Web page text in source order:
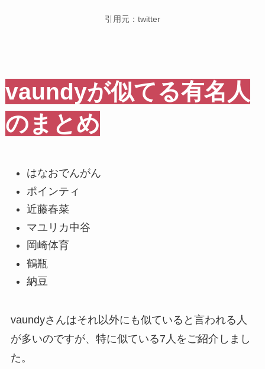
引用元：twitter
vaundyが似てる有名人
のまとめ
はなおでんがん
ポインティ
近藤春菜
マユリカ中谷
岡崎体育
鶴瓶
納豆
vaundyさんはそれ以外にも似ていると言われる人
が多いのですが、特に似ている7人をご紹介しまし
た。